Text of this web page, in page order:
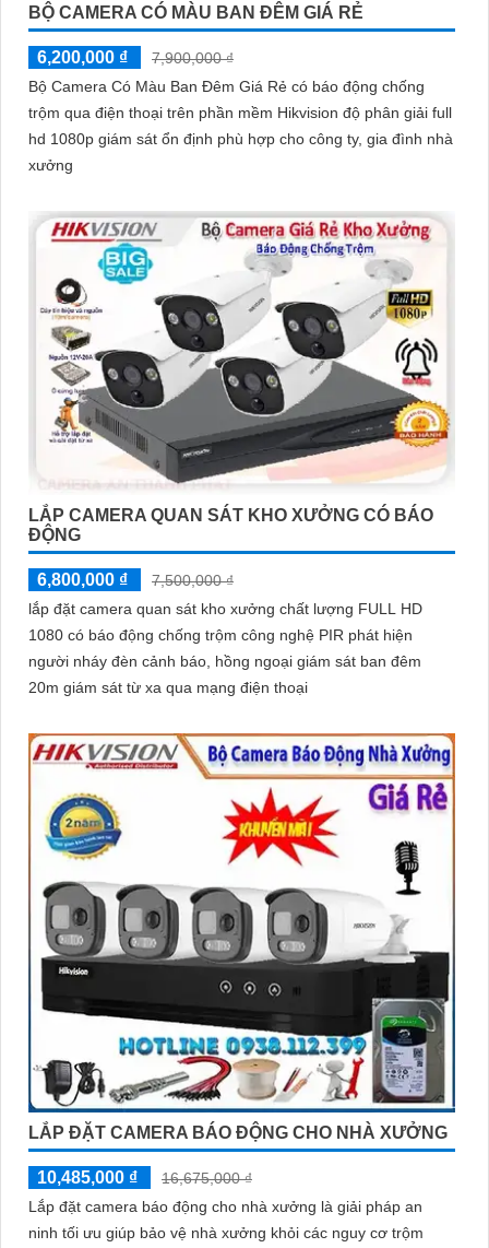
BỘ CAMERA CÓ MÀU BAN ĐÊM GIÁ RẺ
6,200,000 ₫
7,900,000 ₫
Bộ Camera Có Màu Ban Đêm Giá Rẻ có báo động chống
trộm qua điện thoại trên phần mềm Hikvision độ phân giải full
hd 1080p giám sát ổn định phù hợp cho công ty, gia đình nhà
xưởng
LẮP CAMERA QUAN SÁT KHO XƯỞNG CÓ BÁO
ĐỘNG
6,800,000 ₫
7,500,000 ₫
lắp đặt camera quan sát kho xưởng chất lượng FULL HD
1080 có báo động chống trộm công nghệ PIR phát hiện
người nháy đèn cảnh báo, hồng ngoại giám sát ban đêm
20m giám sát từ xa qua mạng điện thoại
LẮP ĐẶT CAMERA BÁO ĐỘNG CHO NHÀ XƯỞNG
10,485,000 ₫
16,675,000 ₫
Lắp đặt camera báo động cho nhà xưởng là giải pháp an
ninh tối ưu giúp bảo vệ nhà xưởng khỏi các nguy cơ trộm